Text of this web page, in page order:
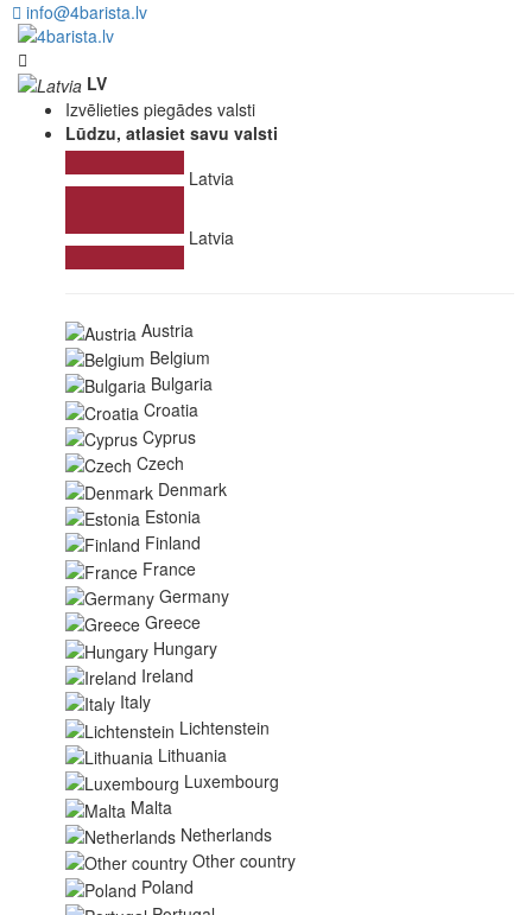
info@4barista.lv
LV
Izvēlieties piegādes valsti
Lūdzu, atlasiet savu valsti
Latvia
Latvia
Austria
Belgium
Bulgaria
Croatia
Cyprus
Czech
Denmark
Estonia
Finland
France
Germany
Greece
Hungary
Ireland
Italy
Lichtenstein
Lithuania
Luxembourg
Malta
Netherlands
Other country
Poland